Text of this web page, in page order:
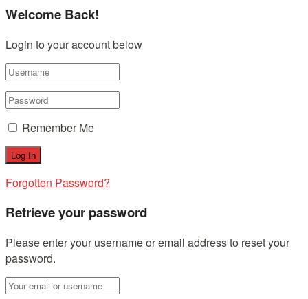
Welcome Back!
Login to your account below
Remember Me
Forgotten Password?
Retrieve your password
Please enter your username or email address to reset your
password.